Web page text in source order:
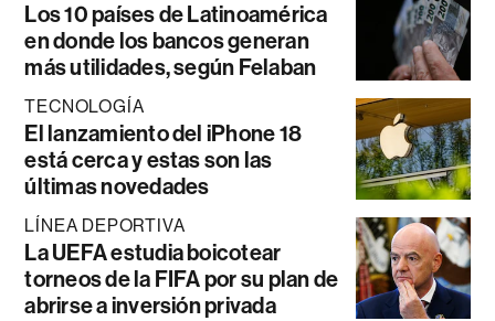
Los 10 países de Latinoamérica
en donde los bancos generan
más utilidades, según Felaban
TECNOLOGÍA
El lanzamiento del iPhone 18
está cerca y estas son las
últimas novedades
LÍNEA DEPORTIVA
La UEFA estudia boicotear
torneos de la FIFA por su plan de
abrirse a inversión privada